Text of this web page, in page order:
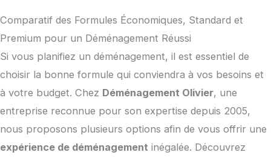
Comparatif des Formules Économiques, Standard et
Premium pour un Déménagement Réussi
Si vous planifiez un déménagement, il est essentiel de
choisir la bonne formule qui conviendra à vos besoins et
à votre budget. Chez Déménagement Olivier, une
entreprise reconnue pour son expertise depuis 2005,
nous proposons plusieurs options afin de vous offrir une
expérience de déménagement inégalée. Découvrez